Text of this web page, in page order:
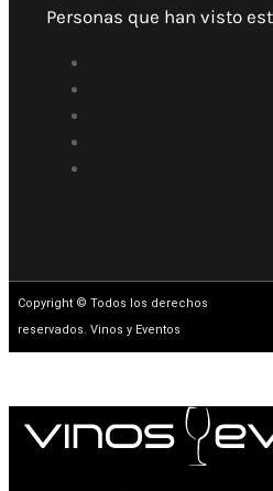
Personas que han visto
Copyright © Todos los derechos
reservados. Vinos y Eventos